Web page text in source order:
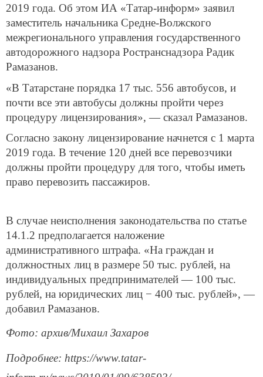
2019 года. Об этом ИА «Татар-информ» заявил
заместитель начальника Средне-Волжского
межрегионального управления государственного
автодорожного надзора Ространснадзора Радик
Рамазанов.
«В Татарстане порядка 17 тыс. 556 автобусов, и
почти все эти автобусы должны пройти через
процедуру лицензирования», — сказал Рамазанов.
Согласно закону лицензирование начнется с 1 марта
2019 года. В течение 120 дней все перевозчики
должны пройти процедуру для того, чтобы иметь
право перевозить пассажиров.
В случае неисполнения законодательства по статье
14.1.2 предполагается наложение
административного штрафа. «На граждан и
должностных лиц в размере 50 тыс. рублей, на
индивидуальных предпринимателей — 100 тыс.
рублей, на юридических лиц − 400 тыс. рублей», —
добавил Рамазанов.
Фото: архив/Михаил Захаров
Подробнее: https://www.tatar-